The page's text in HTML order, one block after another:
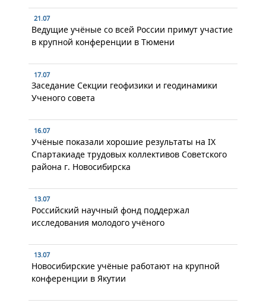
21.07
Ведущие учёные со всей России примут участие
в крупной конференции в Тюмени
17.07
Заседание Секции геофизики и геодинамики
Ученого совета
16.07
Учёные показали хорошие результаты на IX
Спартакиаде трудовых коллективов Советского
района г. Новосибирска
13.07
Российский научный фонд поддержал
исследования молодого учёного
13.07
Новосибирские учёные работают на крупной
конференции в Якутии